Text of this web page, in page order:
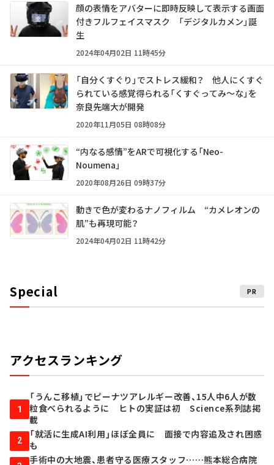
顔の表情をアバターに即時反映して表示する画面
付きフルフェイスマスク 「デジタルカメン」誕
生
2024年04月02日 11時45分
「自分くすぐり」でストレス緩和？ 他人にくすぐ
られている感覚得られる「くすぐってみ～な」を
奈良先端大が開発
2020年11月05日 08時08分
“内なる感情”をARで可視化する「Neo-
Noumena」
2020年08月26日 09時37分
動きで色が変わるナノフィルム “カメレオンの
肌”も再現可能？
2024年04月02日 11時42分
Special PR
アクセスランキング
1
「うんこ移植」でピーナツアレルギー改善、15人中6人が数
粒食べられるように ヒトの実証は初 Science系列誌掲
載
2
「就活に生成AI利用」ほぼ全員に 面接で内容追及され困惑
も
手術中の大地震、患者守る医療スタッフ……熊本総合病院